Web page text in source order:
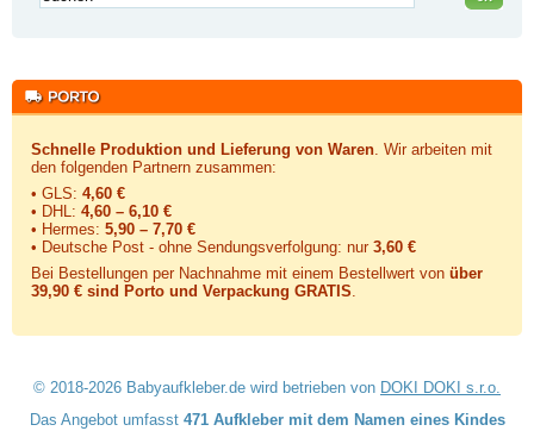
Schnelle Produktion und Lieferung von Waren . Wir arbeiten mit
den folgenden Partnern zusammen:
• GLS: 4,60 €
• DHL: 4,60 – 6,10 €
• Hermes: 5,90 – 7,70 €
• Deutsche Post - ohne Sendungsverfolgung: nur 3,60 €
Bei Bestellungen per Nachnahme mit einem Bestellwert von über
39,90 € sind Porto und Verpackung GRATIS
© 2018-2026 Babyaufkleber.de wird betrieben von DOKI DOKI s.r.o.
Das Angebot umfasst 471 Aufkleber mit dem Namen eines Kindes